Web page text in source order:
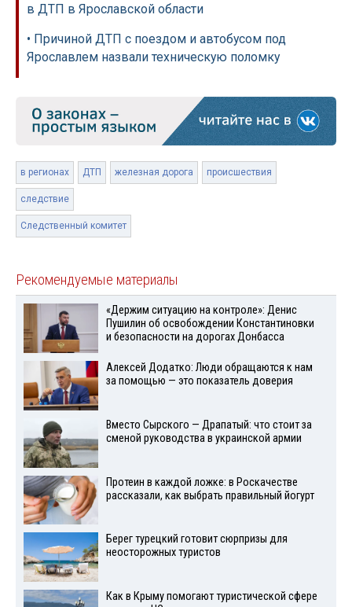
в ДТП в Ярославской области
• Причиной ДТП с поездом и автобусом под
Ярославлем назвали техническую поломку
в регионах ДТП железная дорога происшествия
следствие
Следственный комитет
Рекомендуемые материалы
«Держим ситуацию на контроле»: Денис
Пушилин об освобождении Константиновки
и безопасности на дорогах Донбасса
Алексей Додатко: Люди обращаются к нам
за помощью — это показатель доверия
Вместо Сырского — Драпатый: что стоит за
сменой руководства в украинской армии
Протеин в каждой ложке: в Роскачестве
рассказали, как выбрать правильный йогурт
Берег турецкий готовит сюрпризы для
неосторожных туристов
Как в Крыму помогают туристической сфере